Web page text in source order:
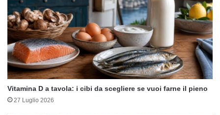
Vitamina D a tavola: i cibi da scegliere se vuoi farne il pieno
27 Luglio 2026